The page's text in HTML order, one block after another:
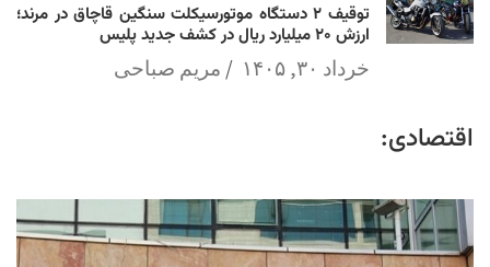
توقیف ۲ دستگاه موتورسیکلت سنگین قاچاق در مرند؛
ارزش ۲۰ میلیارد ریال در کشف جدید پلیس
خرداد ۳۰, ۱۴۰۵ مریم صباحی
اقتصادی: